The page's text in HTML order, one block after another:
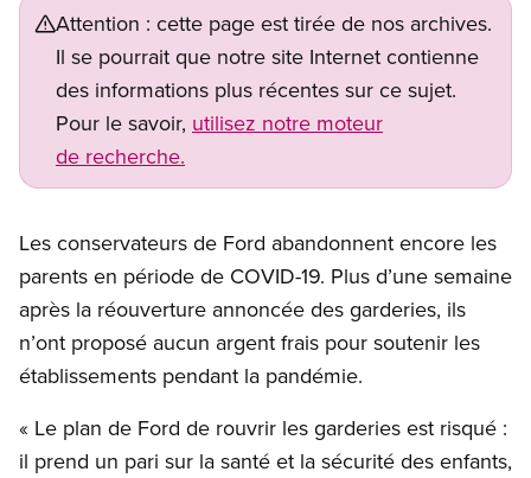
Attention : cette page est tirée de nos archives.
Il se pourrait que notre site Internet contienne
des informations plus récentes sur ce sujet.
Pour le savoir, utilisez notre moteur
de recherche.
Les conservateurs de Ford abandonnent encore les
parents en période de COVID-19. Plus d’une semaine
après la réouverture annoncée des garderies, ils
n’ont proposé aucun argent frais pour soutenir les
établissements pendant la pandémie.
« Le plan de Ford de rouvrir les garderies est risqué :
il prend un pari sur la santé et la sécurité des enfants,